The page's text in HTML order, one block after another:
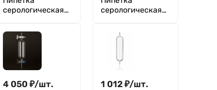
серологическая
Aptaca
серологическая
4 050 ₽/шт. 1 012₽/шт.